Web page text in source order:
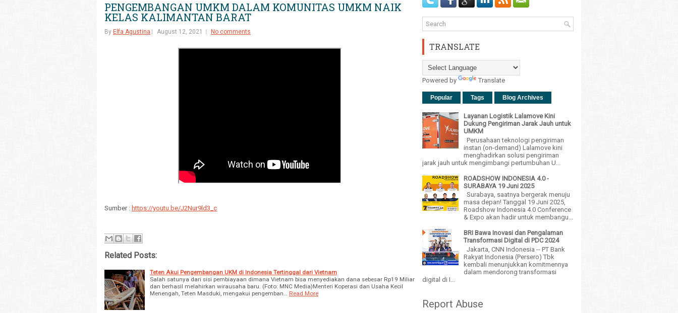
PENGEMBANGAN UMKM DALAM KOMUNITAS UMKM NAIK
KELAS KALIMANTAN BARAT
By Elfa Agustina August 12, 2021 No comments
Sumber : https://youtu.be/J2Nur9ld3_c
Related Posts:
Teten Akui Pengembangan UKM di Indonesia Tertinggal dari Vietnam
Salah satunya dari sisi pembiayaan dimana Vietnam bisa menyediakan dana sebesar Rp19 Miliar
dan berhasil melahirkan wirausaha baru. (Foto: MNC Media)Menteri Koperasi dan Usaha Kecil
Menengah, Teten Masduki, mengakui pengemban…
Read More
TRANSLATE
Powered by Translate
Popular Tags Blog Archives
Layanan Logistik Lalamove Kini
Dukung Pengiriman Jarak Jauh untuk
UMKM
Perusahaan teknologi pengiriman
instan (on-demand) Lalamove kini
menghadirkan solusi pengiriman
jarak jauh untuk mengimbangi pertumbuhan U...
ROADSHOW INDONESIA 4.0 -
SURABAYA 19 Juni 2025
Surabaya, saatnya bergerak menuju
masa depan! Tanggal 19 Juni 2025,
Roadshow Indonesia 4.0 Conference
& Expo akan hadir untuk membangu...
BRI Bawa Inovasi dan Pengalaman
Transformasi Digital di PDC 2024
Jakarta, CNN Indonesia -- PT Bank
Rakyat Indonesia (Persero) Tbk
kembali menunjukkan komitmennya
dalam mendorong transformasi
digital di I...
Report Abuse